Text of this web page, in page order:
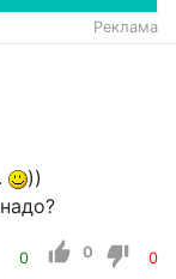
Реклама
))
0 0 0